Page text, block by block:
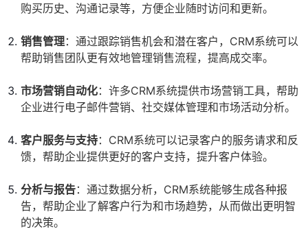
购买历史、沟通记录等，方便企业随时访问和更新。
销售管理：通过跟踪销售机会和潜在客户，CRM系统可以
帮助销售团队更有效地管理销售流程，提高成交率。
市场营销自动化：许多CRM系统提供市场营销工具，帮助
企业进行电子邮件营销、社交媒体管理和市场活动分析。
客户服务与支持：CRM系统可以记录客户的服务请求和反
馈，帮助企业提供更好的客户支持，提升客户体验。
分析与报告：通过数据分析，CRM系统能够生成各种报
告，帮助企业了解客户行为和市场趋势，从而做出更明智
的决策。